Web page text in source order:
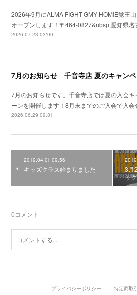
2026年9月にALMA FIGHT GMY HOMIE覚王
オープンします！〒464-0827&nbsp;愛知県
2026.07.23 03:00
7月のお知らせ 千音寺店 夏のキャン
7月のお知らせです。千音寺店では夏の入会キ
ーンを開催します！8月末までのご入会で入
2026.06.29 09:31
2019.04.01 09:56
キッズクラス始まりました
3月
ッ
0コメント
プライバシーポリシー 特定商取